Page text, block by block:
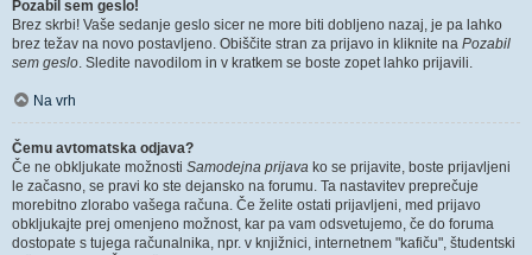
Pozabil sem geslo!
Brez skrbi! Vaše sedanje geslo sicer ne more biti dobljeno nazaj, je pa lahko
brez težav na novo postavljeno. Obiščite stran za prijavo in kliknite na Pozabil
sem geslo. Sledite navodilom in v kratkem se boste zopet lahko prijavili.
Na vrh
Čemu avtomatska odjava?
Če ne obkljukate možnosti Samodejna prijava ko se prijavite, boste prijavljeni
le začasno, se pravi ko ste dejansko na forumu. Ta nastavitev preprečuje
morebitno zlorabo vašega računa. Če želite ostati prijavljeni, med prijavo
obkljukajte prej omenjeno možnost, kar pa vam odsvetujemo, če do foruma
dostopate s tujega računalnika, npr. v knjižnici, internetnem "kafiču", študentski